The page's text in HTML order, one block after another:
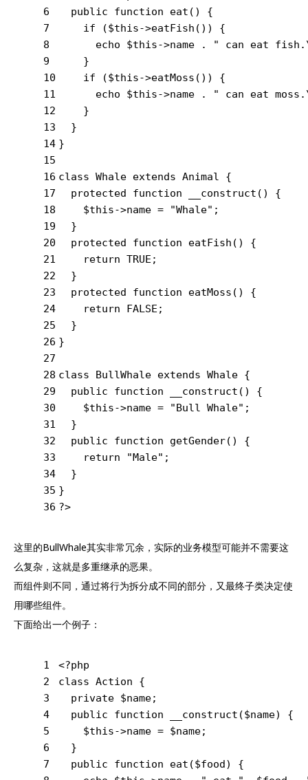
6
7
8
9
10
11
12
13
14
15
16
17
18
19
20
21
22
23
24
25
26
27
28
29
30
31
32
33
34
35
36
public
function eat ()
{
if ($this->eatFish()) {
echo $this->name .
" can eat
    }
if ($this->eatMoss()) {
echo $this->name .
" can eat
    }
  }
}
class Whale extends Animal
{
protected
function __construct ()
{
    $this->name =
"Whale" ;
  }
protected
function eatFish ()
{
return TRUE ;
  }
protected
function eatMoss ()
{
return
FALSE ;
  }
}
class BullWhale extends Whale {
public
function __construct ()
{
    $this->name =
"Bull Whale" ;
  }
public
function getGender()
{
return
"Male" ;
  }
}
?>
这里的BullWhale其实非常冗余，实际的业务模型可能并不需要这
么复杂，这就是多重继承的恶果。
而组件则不同，通过将行为拆分成不同的部分，又最终子类决定使
用哪些组件。
下面给出一个例子：
1
2
3
4
5
6
7
<?php
class Action
{
private $name;
public
function __construct ($name)
{
    $this->name = $name;
  }
public
function eat ($food)
{